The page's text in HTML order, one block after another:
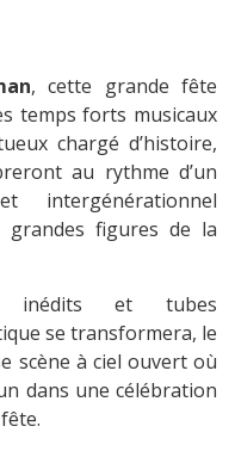
, cette grande fête
temps forts musicaux
chargé d’histoire,
au rythme d’un
grandes figures de la
inédits et tubes
se transformera, le
scène à ciel ouvert où
dans une célébration